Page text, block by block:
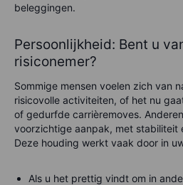
beleggingen.
Persoonlijkheid: Bent u
risiconemer?
Sommige mensen voelen zich van
risicovolle activiteiten, of het nu
of gedurfde carrièremoves.
voorzichtige aanpak, met stabiliteit
Deze houding werkt vaak door in
Als u het prettig vindt om in